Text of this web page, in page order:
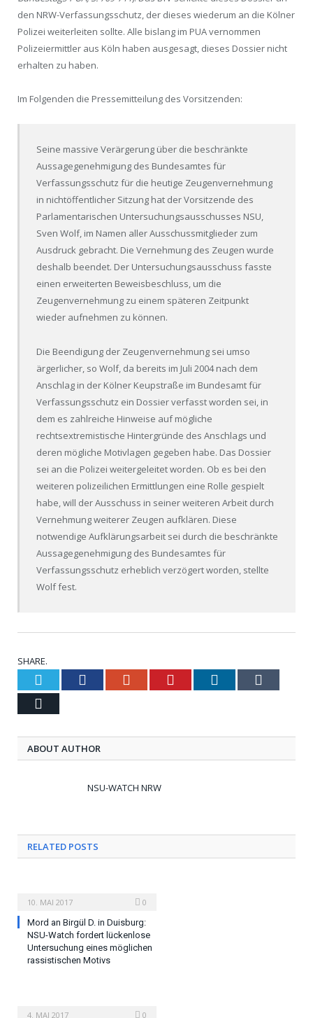
den NRW-Verfassungsschutz, der dieses wiederum an die Kölner
Polizei weiterleiten sollte. Alle bislang im PUA vernommen
Polizeiermittler aus Köln haben ausgesagt, dieses Dossier nicht
erhalten zu haben.
Im Folgenden die Pressemitteilung des Vorsitzenden:
Seine massive Verärgerung über die beschränkte
Aussagegenehmigung des Bundesamtes für
Verfassungsschutz für die heutige Zeugenvernehmung
in nichtöffentlicher Sitzung hat der Vorsitzende des
Parlamentarischen Untersuchungsausschusses NSU,
Sven Wolf, im Namen aller Ausschussmitglieder zum
Ausdruck gebracht. Die Vernehmung des Zeugen wurde
deshalb beendet. Der Untersuchungsausschuss fasste
einen erweiterten Beweisbeschluss, um die
Zeugenvernehmung zu einem späteren Zeitpunkt
wieder aufnehmen zu können.
Die Beendigung der Zeugenvernehmung sei umso
ärgerlicher, so Wolf, da bereits im Juli 2004 nach dem
Anschlag in der Kölner Keupstraße im Bundesamt für
Verfassungsschutz ein Dossier verfasst worden sei, in
dem es zahlreiche Hinweise auf mögliche
rechtsextremistische Hintergründe des Anschlags und
deren mögliche Motivlagen gegeben habe. Das Dossier
sei an die Polizei weitergeleitet worden. Ob es bei den
weiteren polizeilichen Ermittlungen eine Rolle gespielt
habe, will der Ausschuss in seiner weiteren Arbeit durch
Vernehmung weiterer Zeugen aufklären. Diese
notwendige Aufklärungsarbeit sei durch die beschränkte
Aussagegenehmigung des Bundesamtes für
Verfassungsschutz erheblich verzögert worden, stellte
Wolf fest.
SHARE.
Twitter Facebook Google+ Pinterest LinkedIn
ABOUT AUTHOR
NSU-WATCH NRW
RELATED POSTS
10. MAI 2017
0
Mord an Birgül D. in Duisburg:
NSU-Watch fordert lückenlose
Untersuchung eines möglichen
rassistischen Motivs
4. MAI 2017 0